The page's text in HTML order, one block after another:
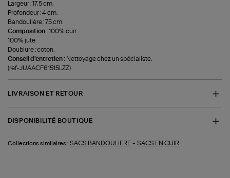
Largeur : 17,5 cm.
Profondeur : 4 cm.
Bandoulière : 75 cm.
Composition :100% cuir.
100% jute.
Doublure : coton.
Conseil d'entretien : Nettoyage chez un spécialiste.
(ref-JUAACF61515LZZ)
LIVRAISON ET RETOUR
DISPONIBILITÉ BOUTIQUE
Collections similaires : SACS BANDOULIERE -SACS EN CUIR